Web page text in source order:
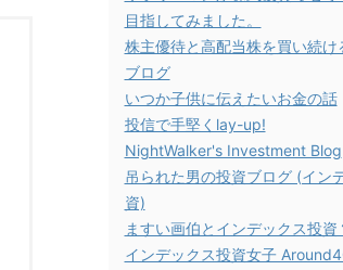
目指してみました。
株主優待と高配当株を買い続け
ブログ
いつか子供に伝えたいお金の話
投信で手堅くlay-up!
NightWalker's Investment Blog
吊られた男の投資ブログ (イン
資)
ますい画伯とインデックス投資
インデックス投資女子